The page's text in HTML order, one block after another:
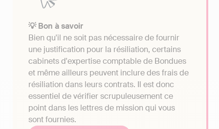
💡 Bon à savoir
Bien qu'il ne soit pas nécessaire de fournir
une justification pour la résiliation, certains
cabinets d'expertise comptable de Bondues
et même ailleurs peuvent inclure des frais de
résiliation dans leurs contrats. Il est donc
essentiel de vérifier scrupuleusement ce
point dans les lettres de mission qui vous
sont fournies.